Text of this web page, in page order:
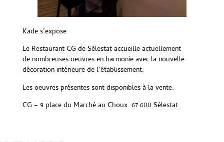
Kade s’expose
Le Restaurant CG de Sélestat accueille actuellement
de nombreuses oeuvres en harmonie avec la nouvelle
décoration intérieure de l’établissement.
Les oeuvres présentes sont disponibles à la vente.
CG – 9 place du Marché au Choux 67 600 Sélestat